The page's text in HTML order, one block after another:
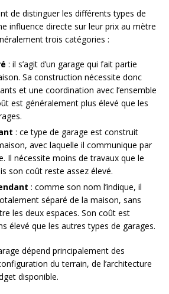
de distinguer les différents types de
influence directe sur leur prix au mètre
trois catégories :
: il s’agit d’un garage qui fait partie
Sa construction nécessite donc
et une coordination avec l’ensemble
est généralement plus élevé que les
: ce type de garage est construit
avec laquelle il communique par
Il nécessite moins de travaux que le
son coût reste assez élevé.
: comme son nom l’indique, il
séparé de la maison, sans
les deux espaces. Son coût est
élevé que les autres types de garages.
dépend principalement des
du terrain, de l’architecture
disponible.